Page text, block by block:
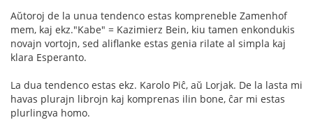
Aŭtoroj de la unua tendenco estas kompreneble Zamenhof
mem, kaj ekz."Kabe" = Kazimierz Bein, kiu tamen enkondukis
novajn vortojn, sed aliflanke estas genia rilate al simpla kaj
klara Esperanto.
La dua tendenco estas ekz. Karolo Piĉ, aŭ Lorjak. De la lasta mi
havas plurajn librojn kaj komprenas ilin bone, ĉar mi estas
plurlingva homo.